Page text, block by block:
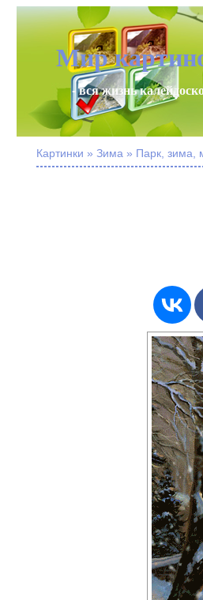
Мир
- вся жизнь
Картинки » Зима » Парк, зима,